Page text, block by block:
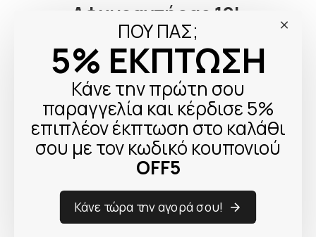
ΠΟΥ ΠΑΣ;
5% ΕΚΠΤΩΣΗ
Κάνε την πρώτη σου
παραγγελία και κέρδισε 5%
επιπλέον έκπτωση στο καλάθι
σου με τον κωδικό κουπονιού
OFF5
Κάνε τώρα την αγορά σου!
Αφυγραντήρας 10L
Δεν υπάρχουν προϊόντα σε αυτήν την κατηγορία.
Συνέχεια
Πληροφορίες
Λογαριασμός